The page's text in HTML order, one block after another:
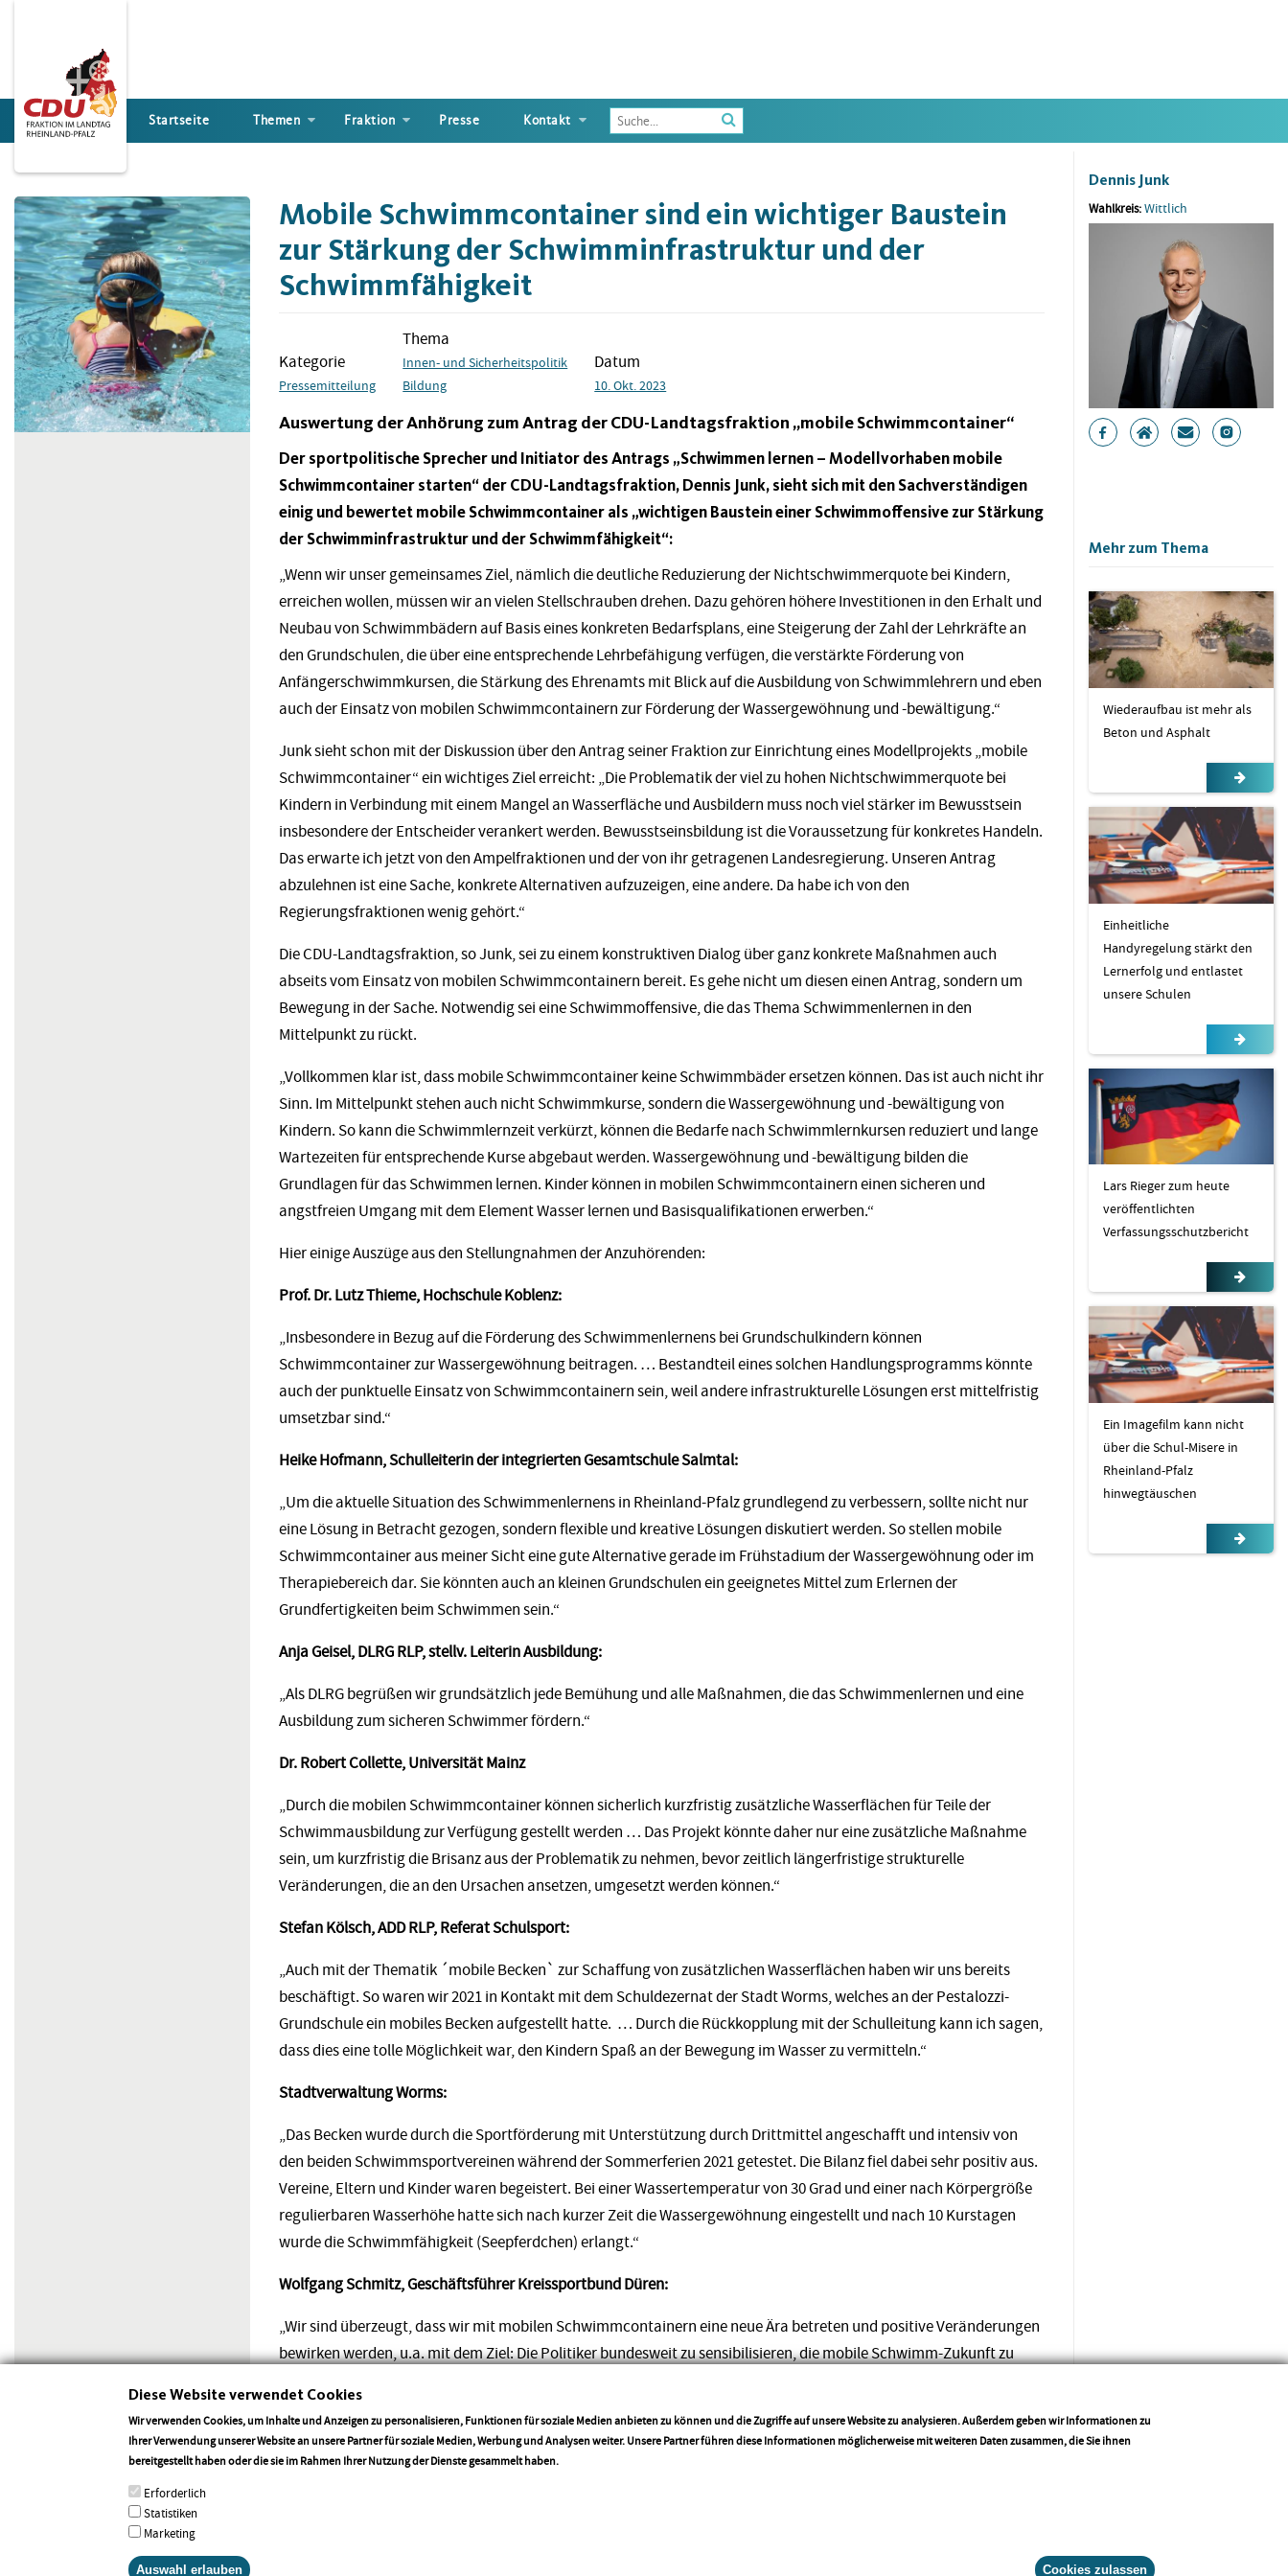
Startseite Themen Fraktion Presse Kontakt
Enter
the
to
search
for
Mobile Schwimmcontainer sind ein wichtiger Baustein
zur Stärkung der Schwimminfrastruktur und der
Schwimmfähigkeit
Kategorie
Pressemitteilung
Thema
Innen- und Sicherheitspolitik
Bildung
Datum
10. Okt. 2023
Auswertung der Anhörung zum Antrag der CDU-Landtagsfraktion „mobile Schwimmcontainer“
Der sportpolitische Sprecher und Initiator des Antrags „Schwimmen lernen – Modellvorhaben mobile
Schwimmcontainer starten“ der CDU-Landtagsfraktion, Dennis Junk, sieht sich mit den Sachverständigen
einig und bewertet mobile Schwimmcontainer als „wichtigen Baustein einer Schwimmoffensive zur Stärkung
der Schwimminfrastruktur und der Schwimmfähigkeit“:
„Wenn wir unser gemeinsames Ziel, nämlich die deutliche Reduzierung der Nichtschwimmerquote bei Kindern,
erreichen wollen, müssen wir an vielen Stellschrauben drehen. Dazu gehören höhere Investitionen in den Erhalt und
Neubau von Schwimmbädern auf Basis eines konkreten Bedarfsplans, eine Steigerung der Zahl der Lehrkräfte an
den Grundschulen, die über eine entsprechende Lehrbefähigung verfügen, die verstärkte Förderung von
Anfängerschwimmkursen, die Stärkung des Ehrenamts mit Blick auf die Ausbildung von Schwimmlehrern und eben
auch der Einsatz von mobilen Schwimmcontainern zur Förderung der Wassergewöhnung und -bewältigung.“
Junk sieht schon mit der Diskussion über den Antrag seiner Fraktion zur Einrichtung eines Modellprojekts „mobile
Schwimmcontainer“ ein wichtiges Ziel erreicht: „Die Problematik der viel zu hohen Nichtschwimmerquote bei
Kindern in Verbindung mit einem Mangel an Wasserfläche und Ausbildern muss noch viel stärker im Bewusstsein
insbesondere der Entscheider verankert werden. Bewusstseinsbildung ist die Voraussetzung für konkretes Handeln.
Das erwarte ich jetzt von den Ampelfraktionen und der von ihr getragenen Landesregierung. Unseren Antrag
abzulehnen ist eine Sache, konkrete Alternativen aufzuzeigen, eine andere. Da habe ich von den
Regierungsfraktionen wenig gehört.“
Die CDU-Landtagsfraktion, so Junk, sei zu einem konstruktiven Dialog über ganz konkrete Maßnahmen auch
abseits vom Einsatz von mobilen Schwimmcontainern bereit. Es gehe nicht um diesen einen Antrag, sondern um
Bewegung in der Sache. Notwendig sei eine Schwimmoffensive, die das Thema Schwimmenlernen in den
Mittelpunkt zu rückt.
„Vollkommen klar ist, dass mobile Schwimmcontainer keine Schwimmbäder ersetzen können. Das ist auch nicht ihr
Sinn. Im Mittelpunkt stehen auch nicht Schwimmkurse, sondern dieWassergewöhnung und -bewältigung von
Kindern. So kann die Schwimmlernzeit verkürzt, können die Bedarfe nach Schwimmlernkursen reduziert und lange
Wartezeiten für entsprechende Kurse abgebaut werden. Wassergewöhnung und -bewältigung bilden die
Grundlagen für das Schwimmen lernen. Kinder können in mobilen Schwimmcontainern einen sicheren und
angstfreien Umgang mit dem Element Wasser lernen und Basisqualifikationen erwerben.“
Hier einige Auszüge aus den Stellungnahmen der Anzuhörenden:
Prof. Dr. Lutz Thieme, Hochschule Koblenz:
„Insbesondere in Bezug auf die Förderung des Schwimmenlernens bei Grundschulkindern können
Schwimmcontainer zur Wassergewöhnung beitragen. … Bestandteil eines solchen Handlungsprogramms könnte
auch der punktuelle Einsatz von Schwimmcontainern sein, weil andere infrastrukturelle Lösungen erst mittelfristig
umsetzbar sind.“
Heike Hofmann, Schulleiterin der integrierten Gesamtschule Salmtal:
„Um die aktuelle Situation des Schwimmenlernens in Rheinland-Pfalz grundlegend zu verbessern, sollte nicht nur
eine Lösung in Betracht gezogen, sondern flexible und kreative Lösungen diskutiert werden. So stellen mobile
Schwimmcontainer aus meiner Sicht eine gute Alternative gerade im Frühstadium der Wassergewöhnung oder im
Therapiebereich dar. Sie könnten auch an kleinen Grundschulen ein geeignetes Mittel zum Erlernen der
Grundfertigkeiten beim Schwimmen sein.“
Anja Geisel, DLRG RLP, stellv. Leiterin Ausbildung:
„Als DLRG begrüßen wir grundsätzlich jede Bemühung und alle Maßnahmen, die das Schwimmenlernen und eine
Ausbildung zum sicheren Schwimmer fördern.“
Dr. Robert Collette, Universität Mainz
„Durch die mobilen Schwimmcontainer können sicherlich kurzfristig zusätzliche Wasserflächen für Teile der
Schwimmausbildung zur Verfügung gestellt werden … Das Projekt könnte daher nur eine zusätzliche Maßnahme
sein, um kurzfristig die Brisanz aus der Problematik zu nehmen, bevor zeitlich längerfristige strukturelle
Veränderungen, die an den Ursachen ansetzen, umgesetzt werden können.“
Stefan Kölsch, ADD RLP, Referat Schulsport:
„Auch mit der Thematik ´mobile Becken` zur Schaffung von zusätzlichen Wasserflächen haben wir uns bereits
beschäftigt. So waren wir 2021 in Kontakt mit dem Schuldezernat der Stadt Worms, welches an der Pestalozzi-
Grundschule ein mobiles Becken aufgestellt hatte. … Durch die Rückkopplung mit der Schulleitung kann ich sagen,
dass dies eine tolle Möglichkeit war, den Kindern Spaß an der Bewegung im Wasser zu vermitteln.“
Stadtverwaltung Worms:
„Das Becken wurde durch die Sportförderung mit Unterstützung durch Drittmittel angeschafft und intensiv von
den beiden Schwimmsportvereinen während der Sommerferien 2021 getestet. Die Bilanz fiel dabei sehr positiv aus.
Vereine, Eltern und Kinder waren begeistert. Bei einer Wassertemperatur von 30 Grad und einer nach Körpergröße
regulierbaren Wasserhöhe hatte sich nach kurzer Zeit die Wassergewöhnung eingestellt und nach 10 Kurstagen
wurde die Schwimmfähigkeit (Seepferdchen) erlangt.“
Wolfgang Schmitz, Geschäftsführer Kreissportbund Düren:
„Wir sind überzeugt, dass wir mit mobilen Schwimmcontainern eine neue Ära betreten und positive Veränderungen
bewirken werden, u.a. mit dem Ziel: Die Politiker bundesweit zu sensibilisieren, die mobile Schwimm-Zukunft zu
Orten, die unterschiedlichsten Arten der Bespielung, ob an Schulen oder Kindergärten, werden künftig das
Schwimmen lernen erleichtern.“
Dennis Junk
Wahlkreis:Wittlich
Mehr zum Thema
Wiederaufbau ist mehr als
Beton und Asphalt
Einheitliche
Handyregelung stärkt den
Lernerfolg und entlastet
unsere Schulen
Lars Rieger zum heute
veröffentlichten
Verfassungsschutzbericht
Ein Imagefilm kann nicht
über die Schul-Misere in
Rheinland-Pfalz
hinwegtäuschen
Diese Website verwendet Cookies
Wir verwenden Cookies, um Inhalte und Anzeigen zu personalisieren, Funktionen für soziale Medien anbieten zu können und die Zugriffe auf unsere Website zu analysieren. Außerdem geben wir Informationen zu
Ihrer Verwendung unserer Website an unsere Partner für soziale Medien, Werbung und Analysen weiter. Unsere Partner führen diese Informationen möglicherweise mit weiteren Daten zusammen, die Sie ihnen
bereitgestellt haben oder die sie im Rahmen Ihrer Nutzung der Dienste gesammelt haben.
Erforderlich
Statistiken
Marketing
Auswahl erlauben Cookies zulassen